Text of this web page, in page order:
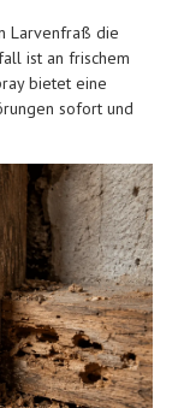
Larvenfraß die
ist an frischem
bietet eine
sofort und